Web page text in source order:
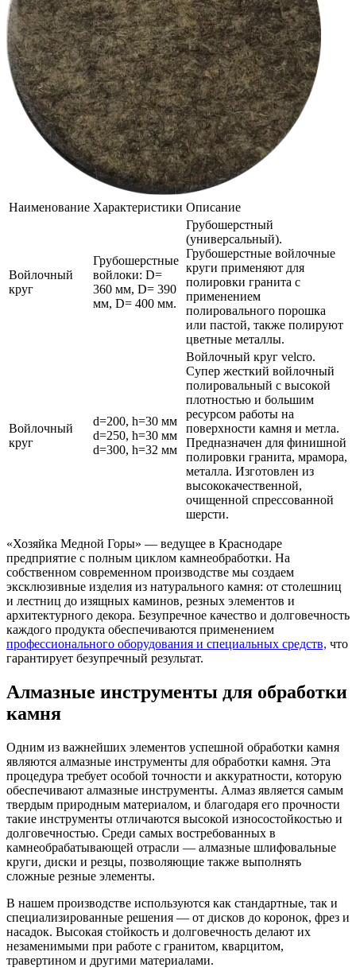
Наименование Характеристики Описание
Войлочный
круг
Грубошерстные
войлоки: D=
360 мм, D= 390
мм, D= 400 мм.
Грубошерстный
(универсальный).
Грубошерстные войлочные
круги применяют для
полировки гранита с
применением
полировального порошка
или пастой, также полируют
цветные металлы.
Войлочный
круг
d=200, h=30 мм
d=250, h=30 мм
d=300, h=32 мм
Войлочный круг velcro.
Супер жесткий войлочный
полировальный с высокой
плотностью и большим
ресурсом работы на
поверхности камня и метла.
Предназначен для финишной
полировки гранита, мрамора,
металла. Изготовлен из
высококачественной,
очищенной спрессованной
шерсти.
«Хозяйка Медной Горы» — ведущее в Краснодаре
предприятие с полным циклом камнеобработки. На
собственном современном производстве мы создаем
эксклюзивные изделия из натурального камня: от столешниц
и лестниц до изящных каминов, резных элементов и
архитектурного декора. Безупречное качество и долговечность
каждого продукта обеспечиваются применением
профессионального оборудования и специальных средств, что
гарантирует безупречный результат.
Алмазные инструменты для обработки
камня
Одним из важнейших элементов успешной обработки камня
являются алмазные инструменты для обработки камня. Эта
процедура требует особой точности и аккуратности, которую
обеспечивают алмазные инструменты. Алмаз является самым
твердым природным материалом, и благодаря его прочности
такие инструменты отличаются высокой износостойкостью и
долговечностью. Среди самых востребованных в
камнеобрабатывающей отрасли — алмазные шлифовальные
круги, диски и резцы, позволяющие также выполнять
сложные резные элементы.
В нашем производстве используются как стандартные, так и
специализированные решения — от дисков до коронок, фрез и
насадок. Высокая стойкость и долговечность делают их
незаменимыми при работе с гранитом, кварцитом,
травертином и другими материалами.